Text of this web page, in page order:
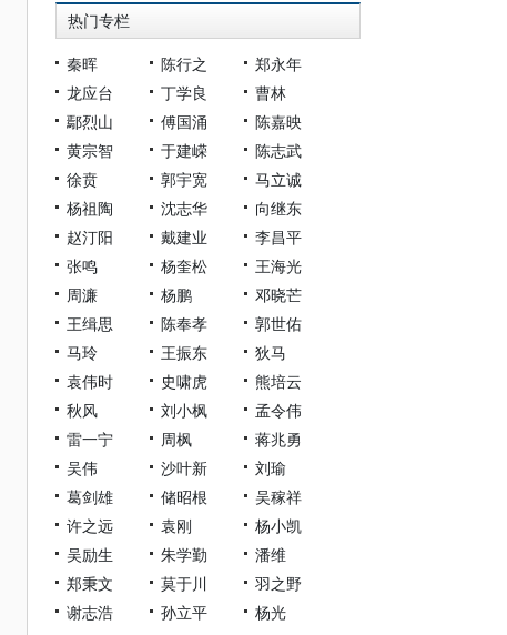
热门专栏
秦晖 陈行之
郑永年
龙应台
丁学良
曹林
鄢烈山
傅国涌
陈嘉映
黄宗智
于建嵘
陈志武
徐贲
郭宇宽
马立诚
杨祖陶
沈志华
向继东
赵汀阳
戴建业
李昌平
张鸣
杨奎松
王海光
周濂
杨鹏
邓晓芒
王缉思
陈奉孝
郭世佑
马玲
王振东
狄马
袁伟时
史啸虎
熊培云
秋风
刘小枫
孟令伟
雷一宁
周枫
蒋兆勇
吴伟
沙叶新
刘瑜
葛剑雄
储昭根
吴稼祥
许之远
袁刚
杨小凯
吴励生
朱学勤
潘维
郑秉文
莫于川
羽之野
谢志浩
孙立平 杨光